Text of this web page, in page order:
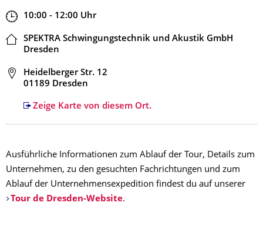
Zeit
10:00 - 12:00 Uhr
Ort
SPEKTRA Schwingungstechnik und Akustik GmbH
Dresden
Adresse
Heidelberger Str. 12
01189 Dresden
Zeige Karte von diesem Ort.
Ausführliche Informationen zum Ablauf der Tour, Details zum
Unternehmen, zu den gesuchten Fachrichtungen und zum
Ablauf der Unternehmensexpedition findest du auf unserer
Tour de Dresden-Website.